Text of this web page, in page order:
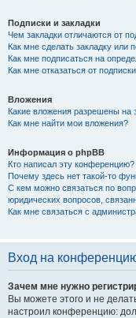
Подписки и закладки
Чем закладки отличаются от
Как мне сделать закладку или
Как мне подписаться на
Как мне отказаться от
Вложения
Какие вложения разрешены на
Как мне найти мои вложения?
Информация о phpBB
Кто написал эту конференцию?
Почему здесь нет такой-то
С кем можно связаться по
юридических вопросов,
Как мне связаться с
Вход на
Зачем мне нужно
Вы можете этого и не
настроил конференцию: